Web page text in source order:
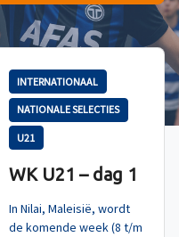
INTERNATIONAAL
NATIONALE SELECTIES
U21
WK U21 – dag 1
In Nilai, Maleisië, wordt
de komende week (8 t/m